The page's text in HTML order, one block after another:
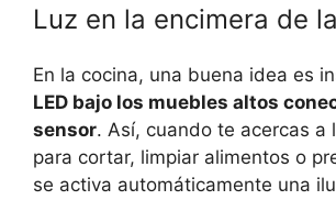
Luz en la encimera de
En la cocina, una buena idea es
LED bajo los muebles altos
sensor. Así, cuando te acercas a
para cortar, limpiar alimentos o
se activa automáticamente una